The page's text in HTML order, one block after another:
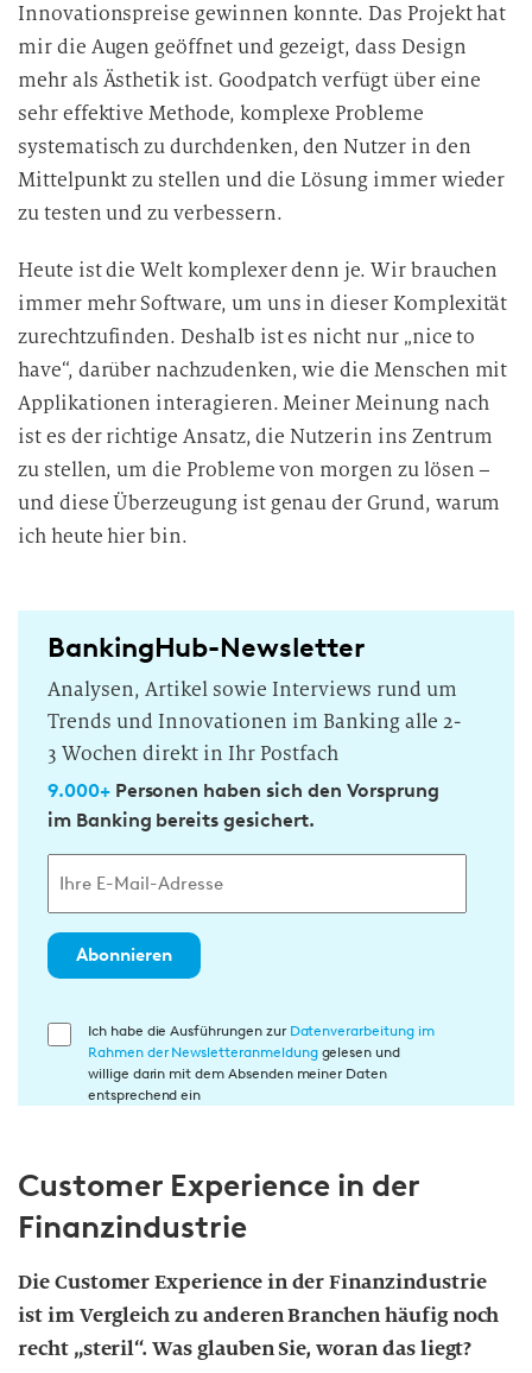
Innovationspreise gewinnen konnte. Das Projekt hat
mir die Augen geöffnet und gezeigt, dass Design
mehr als Ästhetik ist. Goodpatch verfügt über eine
sehr effektive Methode, komplexe Probleme
systematisch zu durchdenken, den Nutzer in den
Mittelpunkt zu stellen und die Lösung immer wieder
zu testen und zu verbessern.
Heute ist die Welt komplexer denn je. Wir brauchen
immer mehr Software, um uns in dieser Komplexität
zurechtzufinden. Deshalb ist es nicht nur „nice to
have“, darüber nachzudenken, wie die Menschen mit
Applikationen interagieren. Meiner Meinung nach
ist es der richtige Ansatz, die Nutzerin ins Zentrum
zu stellen, um die Probleme von morgen zu lösen –
und diese Überzeugung ist genau der Grund, warum
ich heute hier bin.
BankingHub-Newsletter
Analysen, Artikel sowie Interviews rund um
Trends und Innovationen im Banking alle 2-
3 Wochen direkt in Ihr Postfach
9.000+Personen haben sich den Vorsprung
im Banking bereits gesichert.
Abonnieren
E
l
i
n
g
Ich habe die Ausführungen zur Datenverarbeitung im
Rahmen der Newsletteranmeldunggelesen und
willige darin mit dem Absenden meiner Daten
entsprechend ein
Customer Experience in der
Finanzindustrie
Die Customer Experience in der Finanzindustrie
ist im Vergleich zu anderen Branchen häufig noch
recht „steril“. Was glauben Sie, woran das liegt?